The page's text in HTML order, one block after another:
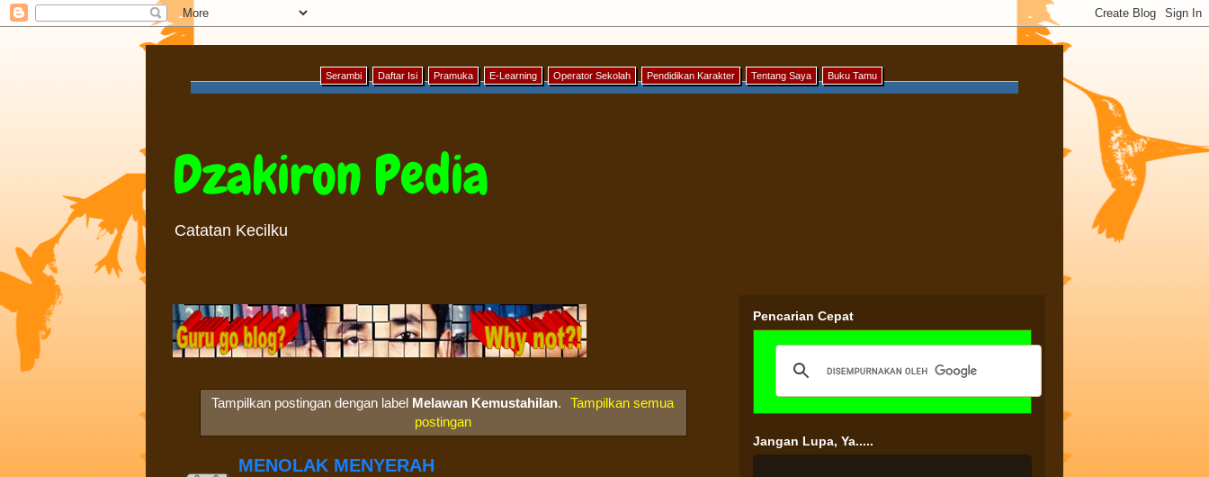
Serambi Daftar Isi Pramuka E-Learning Operator Sekolah Pendidikan Karakter Tentang Saya Buku Tamu
Dzakiron Pedia
Catatan Kecilku
Tampilkan postingan dengan label Melawan Kemustahilan.
Tampilkan semua
postingan
MENOLAK MENYERAH
Pencarian Cepat
Jangan Lupa, Ya.....